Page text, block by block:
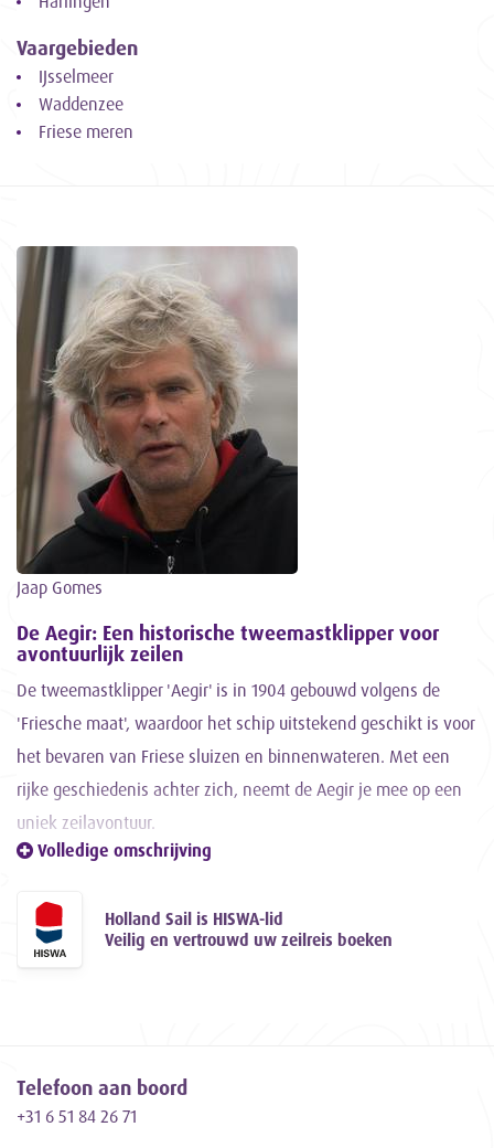
Vaargebieden
IJsselmeer
Waddenzee
Friese meren
Jaap Gomes
De Aegir: Een historische tweemastklipper voor
avontuurlijk zeilen
De tweemastklipper 'Aegir' is in 1904 gebouwd volgens de
'Friesche maat', waardoor het schip uitstekend geschikt is voor
het bevaren van Friese sluizen en binnenwateren. Met een
rijke geschiedenis achter zich, neemt de Aegir je mee op een
uniek zeilavontuur.
Gerenoveerd en omgetoverd tot
Gedurende de periode van 1983 tot 1986 heeft schipper en
eigenaar Jaap Gomes het oorspronkelijke casco zorgvuldig
Een uniek kenmerk van zeilschip Aegir
Volledige omschrijving
Holland Sail is HISWA-lid
Veilig en vertrouwd uw zeilreis boeken
Telefoon aan boord
+31 6 51 84 26 71